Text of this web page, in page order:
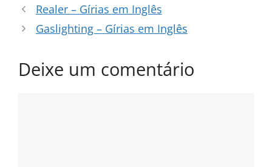
Realer – Gírias em Inglês
Gaslighting – Gírias em Inglês
Deixe um comentário